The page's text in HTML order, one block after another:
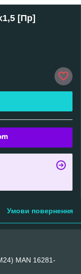
[Пр]
Умови повернення
MAN 16281-